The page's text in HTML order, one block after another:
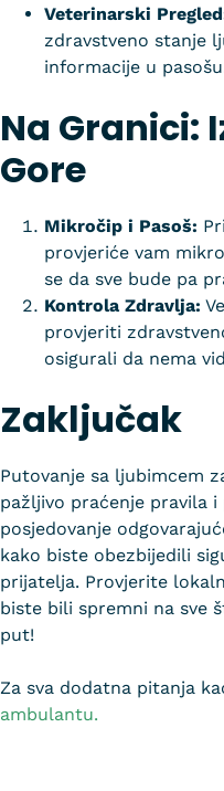
Veterinarski
zdravstveno stanje
informacije u
Na Granici:
Gore
Mikročip i Pasoš:
provjeriće vam
se da sve bude pa
Kontrola Zdravlja:
provjeriti
osigurali da nema
Zaključak
Putovanje sa ljubimcem
pažljivo praćenje pravila i
posjedovanje
kako biste obezbijedili
prijatelja. Provjerite
biste bili spremni na sve
put!
Za sva dodatna pitanja
ambulantu.